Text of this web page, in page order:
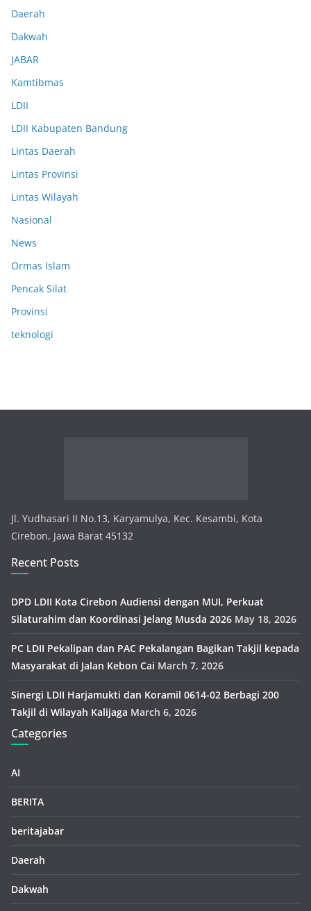
Daerah
Dakwah
JABAR
Kamtibmas
LDII
LDII Kabupaten Bandung
Lintas Daerah
Lintas Provinsi
Lintas Wilayah
Nasional
News
Ormas Islam
Pencak Silat
Provinsi
teknologi
Jl. Yudhasari II No.13, Karyamulya, Kec. Kesambi, Kota
Cirebon, Jawa Barat 45132
Recent Posts
DPD LDII Kota Cirebon Audiensi dengan MUI, Perkuat
Silaturahim dan Koordinasi Jelang Musda 2026 May 18, 2026
PC LDII Pekalipan dan PAC Pekalangan Bagikan Takjil kepada
Masyarakat di Jalan Kebon Cai March 7, 2026
Sinergi LDII Harjamukti dan Koramil 0614-02 Berbagi 200
Takjil di Wilayah Kalijaga March 6, 2026
Categories
AI
BERITA
beritajabar
Daerah
Dakwah